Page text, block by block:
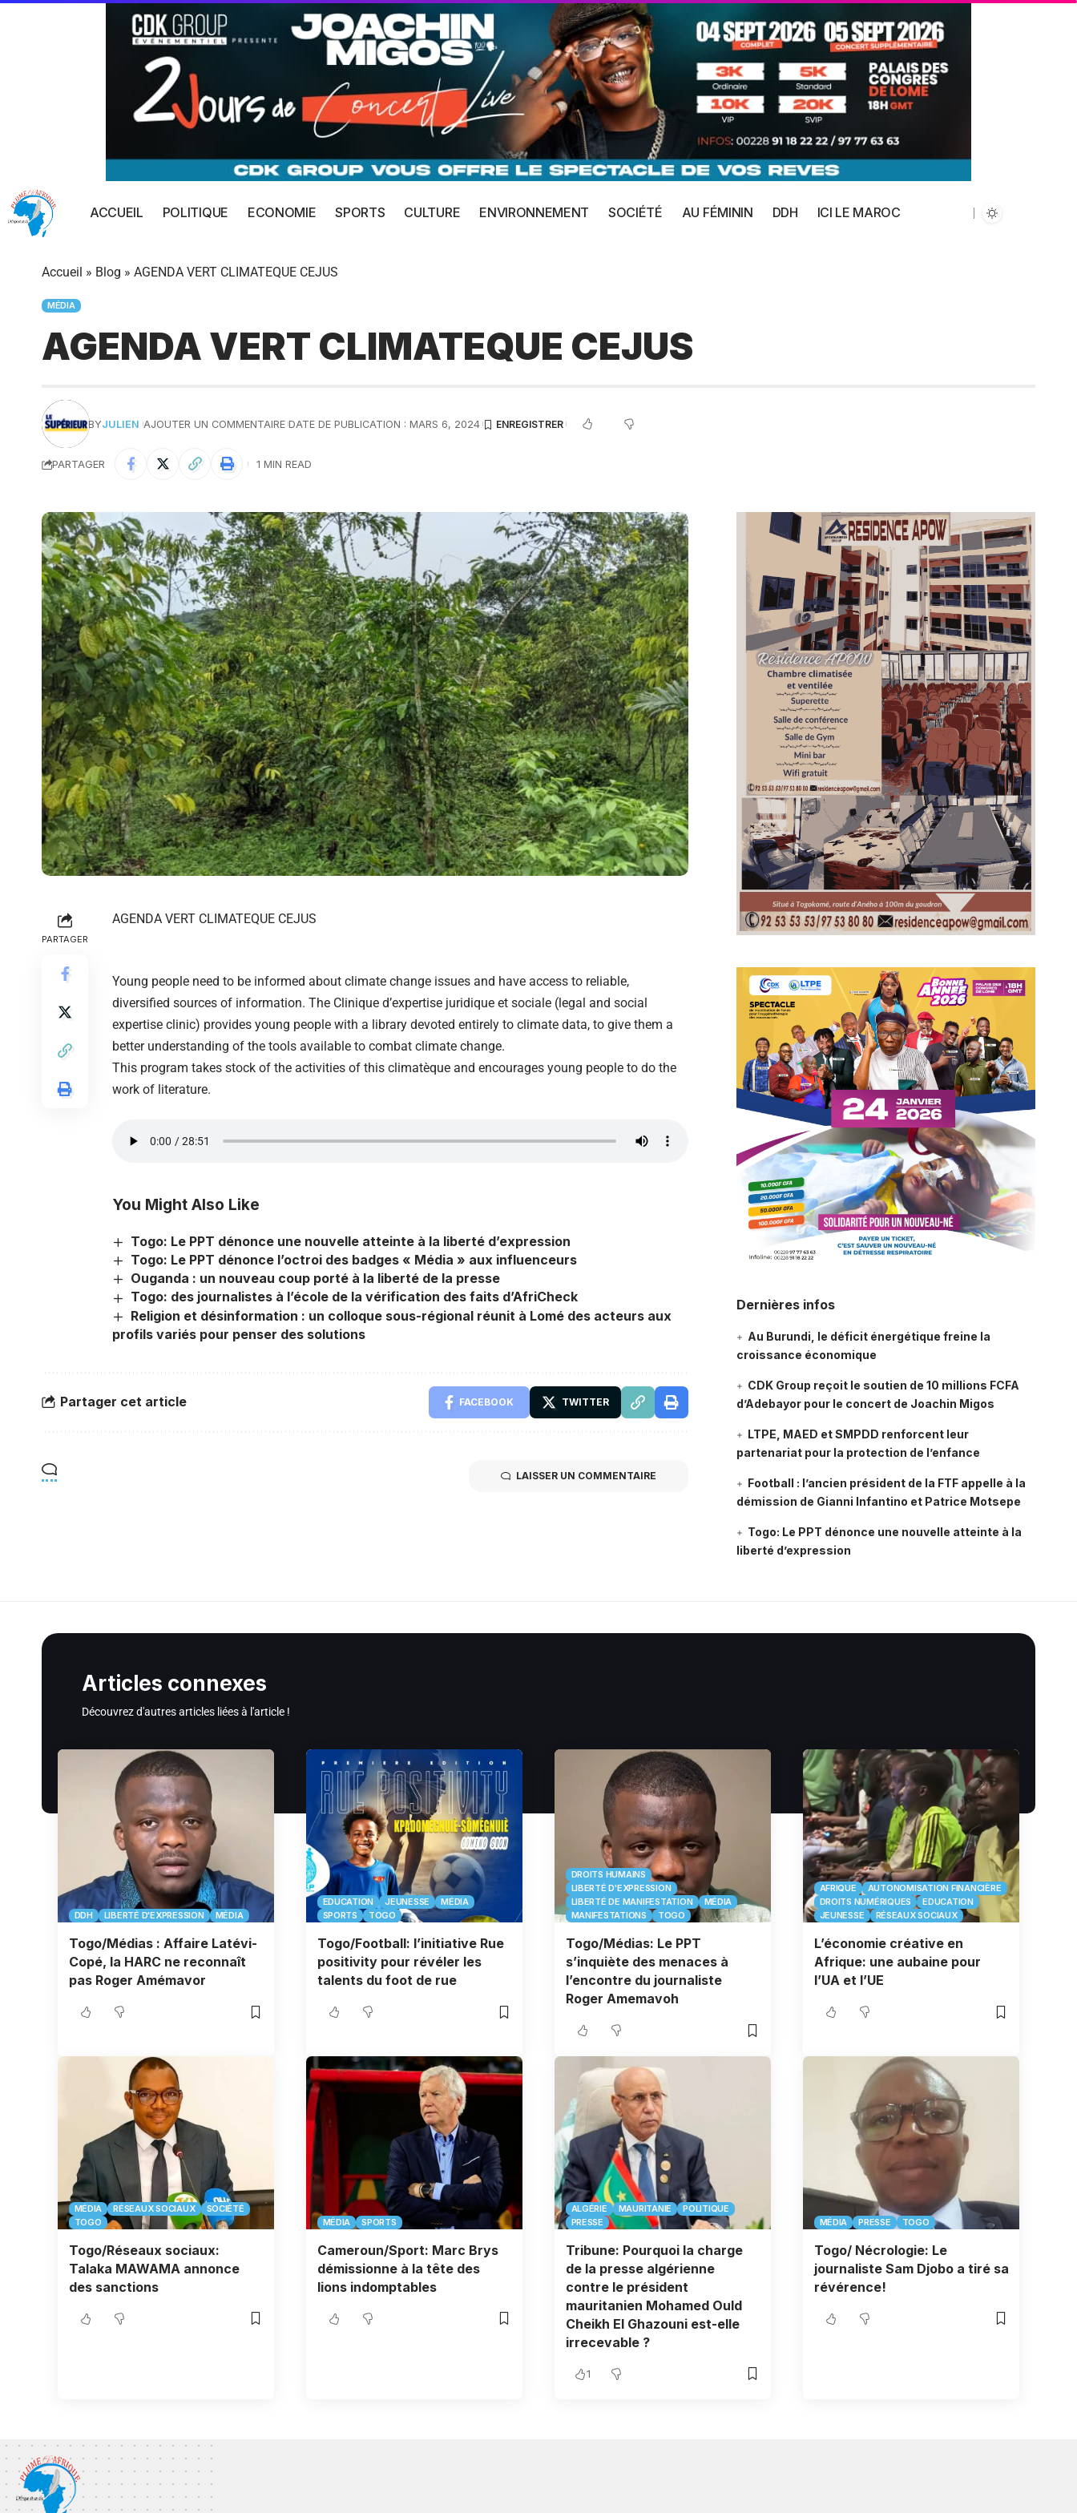
ACCUEIL POLITIQUE ECONOMIE SPORTS CULTURE ENVIRONNEMENT SOCIÉTÉ AU FÉMININ DDH ICI LE MAROC
Accueil » Blog » AGENDA VERT CLIMATEQUE CEJUS
MÉDIA
AGENDA VERT CLIMATEQUE CEJUS
BYJULIEN AJOUTER UN COMMENTAIRE DATE DE PUBLICATION : MARS 6, 2024
PARTAGER 1 MIN READ
PARTAGER
AGENDA VERT CLIMATEQUE CEJUS
Young people need to be informed about climate change issues and have access to reliable,
diversified sources of information. The Clinique d’expertise juridique et sociale (legal and social
expertise clinic) provides young people with a library devoted entirely to climate data, to give them a
better understanding of the tools available to combat climate change.
This program takes stock of the activities of this climatèque and encourages young people to do the
work of literature.
You Might Also Like
Togo: Le PPT dénonce une nouvelle atteinte à la liberté d’expression
Togo: Le PPT dénonce l’octroi des badges « Média » aux influenceurs
Ouganda : un nouveau coup porté à la liberté de la presse
Togo: des journalistes à l’école de la vérification des faits d’AfriCheck
Religion et désinformation : un colloque sous-régional réunit à Lomé des acteurs aux
profils variés pour penser des solutions
Partager cet article FACEBOOK TWITTER
LAISSER UN COMMENTAIRE
Dernières infos
Au Burundi, le déficit énergétique freine la
croissance économique
CDK Group reçoit le soutien de 10 millions FCFA
d’Adebayor pour le concert de Joachin Migos
LTPE, MAED et SMPDD renforcent leur
partenariat pour la protection de l’enfance
Football : l’ancien président de la FTF appelle à la
démission de Gianni Infantino et Patrice Motsepe
Togo: Le PPT dénonce une nouvelle atteinte à la
liberté d’expression
Articles connexes
Découvrez d'autres articles liées à l'article !
DDH LIBERTÉ D'EXPRESSION MÉDIA
Togo/Médias : Affaire Latévi-
Copé, la HARC ne reconnaît
pas Roger Amémavor
EDUCATION JEUNESSE
MÉDIA
SPORTS
TOGO
Togo/Football: l’initiative Rue
positivity pour révéler les
talents du foot de rue
DROITS HUMAINS
LIBERTÉ D'EXPRESSION
LIBERTÉ DE MANIFESTATION
MÉDIA
MANIFESTATIONS
TOGO
Togo/Médias: Le PPT
s’inquiète des menaces à
l’encontre du journaliste
Roger Amemavoh
AFRIQUE
AUTONOMISATION FINANCIÈRE
DROITS NUMÉRIQUES
EDUCATION
JEUNESSE
RÉSEAUX SOCIAUX
L’économie créative en
Afrique: une aubaine pour
l’UA et l’UE
MÉDIA RÉSEAUX SOCIAUX
SOCIÉTÉ
TOGO
Togo/Réseaux sociaux:
Talaka MAWAMA annonce
des sanctions
MÉDIA SPORTS
Cameroun/Sport: Marc Brys
démissionne à la tête des
lions indomptables
ALGÉRIE MAURITANIE
POLITIQUE
PRESSE
Tribune: Pourquoi la charge
de la presse algérienne
contre le président
mauritanien Mohamed Ould
Cheikh El Ghazouni est-elle
irrecevable ?
1
MÉDIA PRESSE TOGO
Togo/ Nécrologie: Le
journaliste Sam Djobo a tiré sa
révérence!